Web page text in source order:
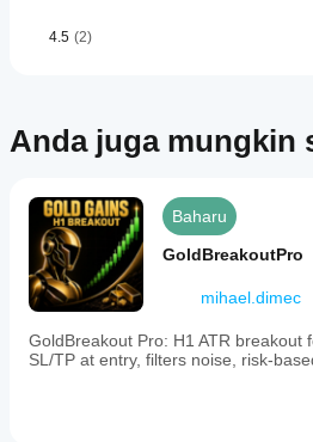
4.5 (2)
Anda juga mungkin
Baharu
GoldBreakoutPro
mihael.dimec
GoldBreakout Pro: H1 ATR breakout
SL/TP at entry, filters noise, risk-